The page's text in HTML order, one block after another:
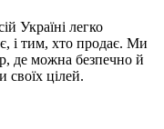
Україні легко
і тим, хто продає. Ми
де можна безпечно й
своїх цілей.